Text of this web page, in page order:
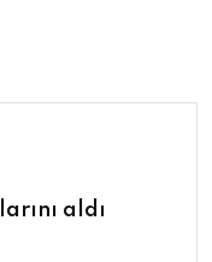
aldı